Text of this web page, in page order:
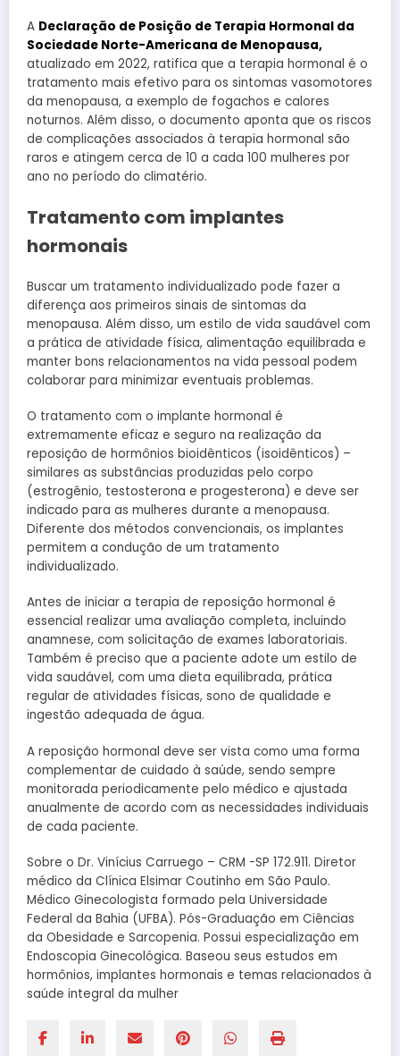
A Declaração de Posição de Terapia Hormonal da
Sociedade Norte-Americana de Menopausa,
atualizado em 2022, ratifica que a terapia hormonal é o
tratamento mais efetivo para os sintomas vasomotores
da menopausa, a exemplo de fogachos e calores
noturnos. Além disso, o documento aponta que os riscos
de complicações associados à terapia hormonal são
raros e atingem cerca de 10 a cada 100 mulheres por
ano no período do climatério.
Tratamento com implantes
hormonais
Buscar um tratamento individualizado pode fazer a
diferença aos primeiros sinais de sintomas da
menopausa. Além disso, um estilo de vida saudável com
a prática de atividade física, alimentação equilibrada e
manter bons relacionamentos na vida pessoal podem
colaborar para minimizar eventuais problemas.
O tratamento com o implante hormonal é
extremamente eficaz e seguro na realização da
reposição de hormônios bioidênticos (isoidênticos) –
similares as substâncias produzidas pelo corpo
(estrogênio, testosterona e progesterona) e deve ser
indicado para as mulheres durante a menopausa.
Diferente dos métodos convencionais, os implantes
permitem a condução de um tratamento
individualizado.
Antes de iniciar a terapia de reposição hormonal é
essencial realizar uma avaliação completa, incluindo
anamnese, com solicitação de exames laboratoriais.
Também é preciso que a paciente adote um estilo de
vida saudável, com uma dieta equilibrada, prática
regular de atividades físicas, sono de qualidade e
ingestão adequada de água.
A reposição hormonal deve ser vista como uma forma
complementar de cuidado à saúde, sendo sempre
monitorada periodicamente pelo médico e ajustada
anualmente de acordo com as necessidades individuais
de cada paciente.
Sobre o Dr. Vinícius Carruego – CRM -SP 172.911. Diretor
médico da Clínica Elsimar Coutinho em São Paulo.
Médico Ginecologista formado pela Universidade
Federal da Bahia (UFBA). Pós-Graduação em Ciências
da Obesidade e Sarcopenia. Possui especialização em
Endoscopia Ginecológica. Baseou seus estudos em
hormônios, implantes hormonais e temas relacionados à
saúde integral da mulher